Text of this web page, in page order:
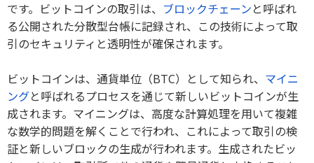
です。ビットコインの取引は、 ブロックチェーンと呼ばれ
る公開された分散型台帳に記録され、この技術によって取
引のセキュリティと透明性が確保されます。
ビットコインは、通貨単位（BTC）として知られ、 マイニ
ングと呼ばれるプロセスを通じて新しいビットコインが生
成されます。マイニングは、高度な計算処理を用いて複雑
な数学的問題を解くことで行われ、これによって取引の検
証と新しいブロックの生成が行われます。生成されたビッ